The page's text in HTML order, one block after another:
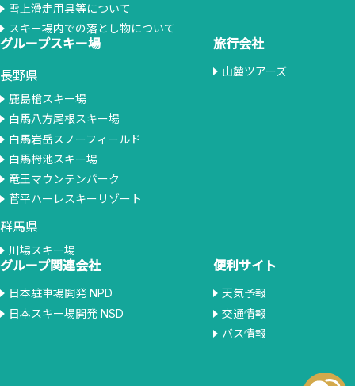
雪上滑走用具等について
スキー場内での落とし物について
グループスキー場
長野県
鹿島槍スキー場
白馬八方尾根スキー場
白馬岩岳スノーフィールド
白馬栂池スキー場
竜王マウンテンパーク
菅平ハーレスキーリゾート
群馬県
川場スキー場
旅行会社
山麓ツアーズ
グループ関連会社
日本駐車場開発 NPD
日本スキー場開発 NSD
便利サイト
天気予報
交通情報
バス情報